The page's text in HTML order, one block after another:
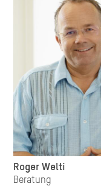
Roger Welti
Beratung